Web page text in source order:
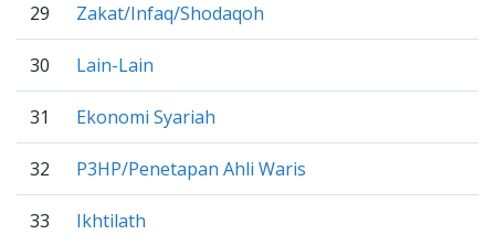
29 Zakat/Infaq/Shodaqoh
30 Lain-Lain
31 Ekonomi Syariah
32 P3HP/Penetapan Ahli Waris
33 Ikhtilath